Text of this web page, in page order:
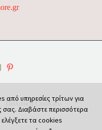
Πολιτική Cookies
από υπηρεσίες τρίτων για
σας. Διαβάστε περισσότερα
τα cookies